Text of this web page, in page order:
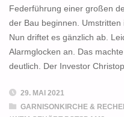
Federführung einer großen
der Bau beginnen.
Nun driftet es gänzlich ab.
Alarmglocken an. Das
deutlich. Der Investor
29. MAI 2021
GARNISONKIRCHE &